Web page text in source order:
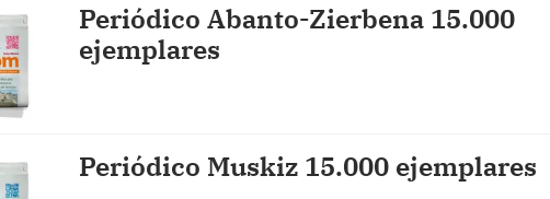
Periódico Abanto-Zierbena 15.000
ejemplares
Periódico Muskiz 15.000 ejemplares